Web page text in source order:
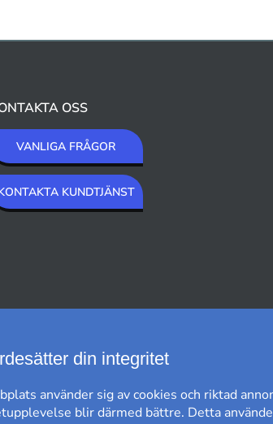
OSS
VANLIGA FRÅGOR
KUNDTJÄNST
din integritet
använder sig av cookies och riktad
blir därmed bättre. Detta